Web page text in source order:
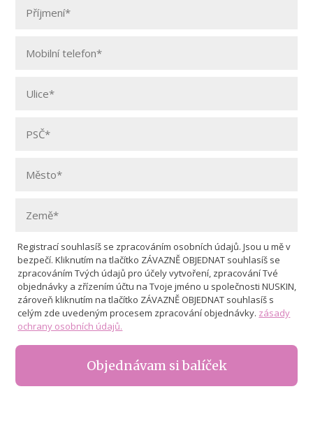
Registrací souhlasíš se zpracováním osobních údajů. Jsou u mě v
bezpečí. Kliknutím na tlačítko ZÁVAZNĚ OBJEDNAT souhlasíš se
zpracováním Tvých údajů pro účely vytvoření, zpracování Tvé
objednávky a zřízením účtu na Tvoje jméno u společnosti NUSKIN,
zároveň kliknutím na tlačítko ZÁVAZNĚ OBJEDNAT souhlasíš s
celým zde uvedeným procesem zpracování objednávky. zásady
ochrany osobních údajů.
Objednávam si balíček